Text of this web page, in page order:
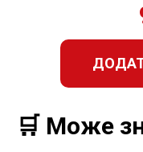
🛒 Може